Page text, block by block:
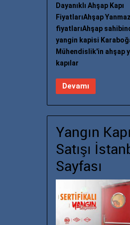
Dayanıklı Ahşap Kapı
FiyatlarıAhşap
fiyatlarıAhşap
yangin kapisi
Mühendislik'in ahşap
kapılar
Devamı
Yangın
Satışı
Sayfası